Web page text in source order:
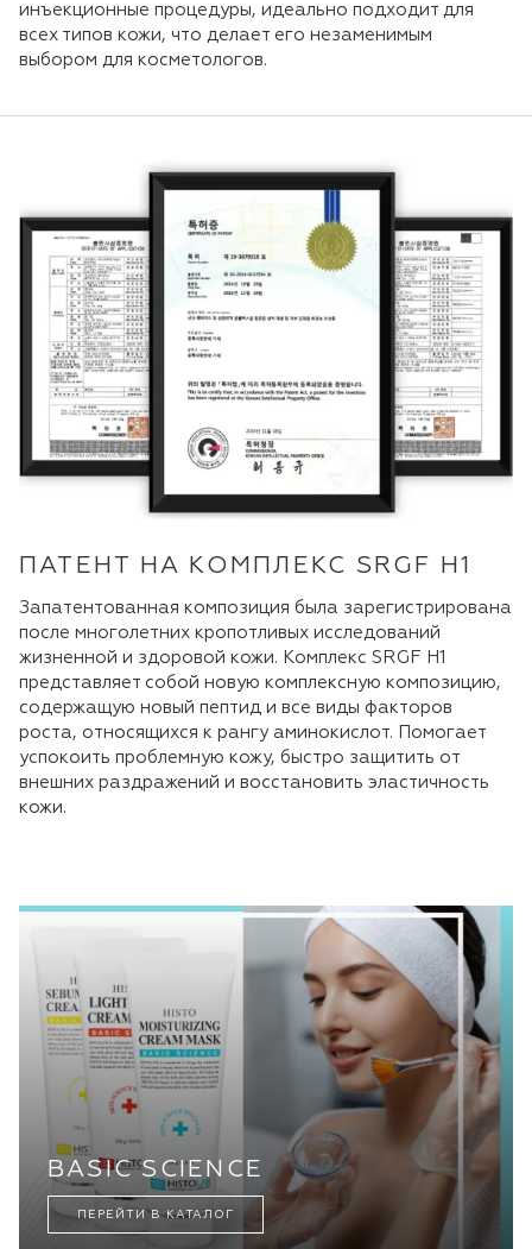
инъекционные процедуры, идеально подходит для
всех типов кожи, что делает его незаменимым
выбором для косметологов.
ПАТЕНТ НА КОМПЛЕКС SRGF H1
Запатентованная композиция была зарегистрирована
после многолетних кропотливых исследований
жизненной и здоровой кожи. Комплекс SRGF H1
представляет собой новую комплексную композицию,
содержащую новый пептид и все виды факторов
роста, относящихся к рангу аминокислот. Помогает
успокоить проблемную кожу, быстро защитить от
внешних раздражений и восстановить эластичность
кожи.
BASIC SCIENCE
ПЕРЕЙТИ В КАТАЛОГ